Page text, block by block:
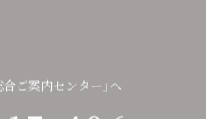
合ご案内セ ン ター 」 へ